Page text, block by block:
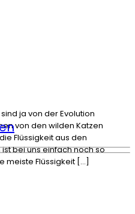
ja von der Evolution
von den wilden Katzen
Flüssigkeit aus den
bei uns einfach noch so
meiste Flüssigkeit […]